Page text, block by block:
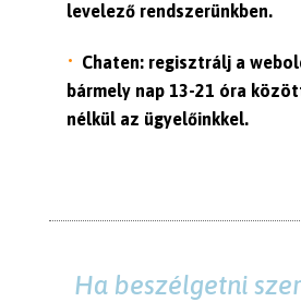
levelező rendszerünkben.
Chaten: regisztrálj a
bármely nap 13-21 óra
nélkül az ügyelőinkkel.
Ha beszélgetni